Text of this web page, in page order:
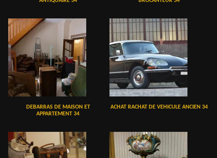
DEBARRAS DE MAISON ET
APPARTEMENT 34
ACHAT RACHAT DE VEHICULE ANCIEN 34